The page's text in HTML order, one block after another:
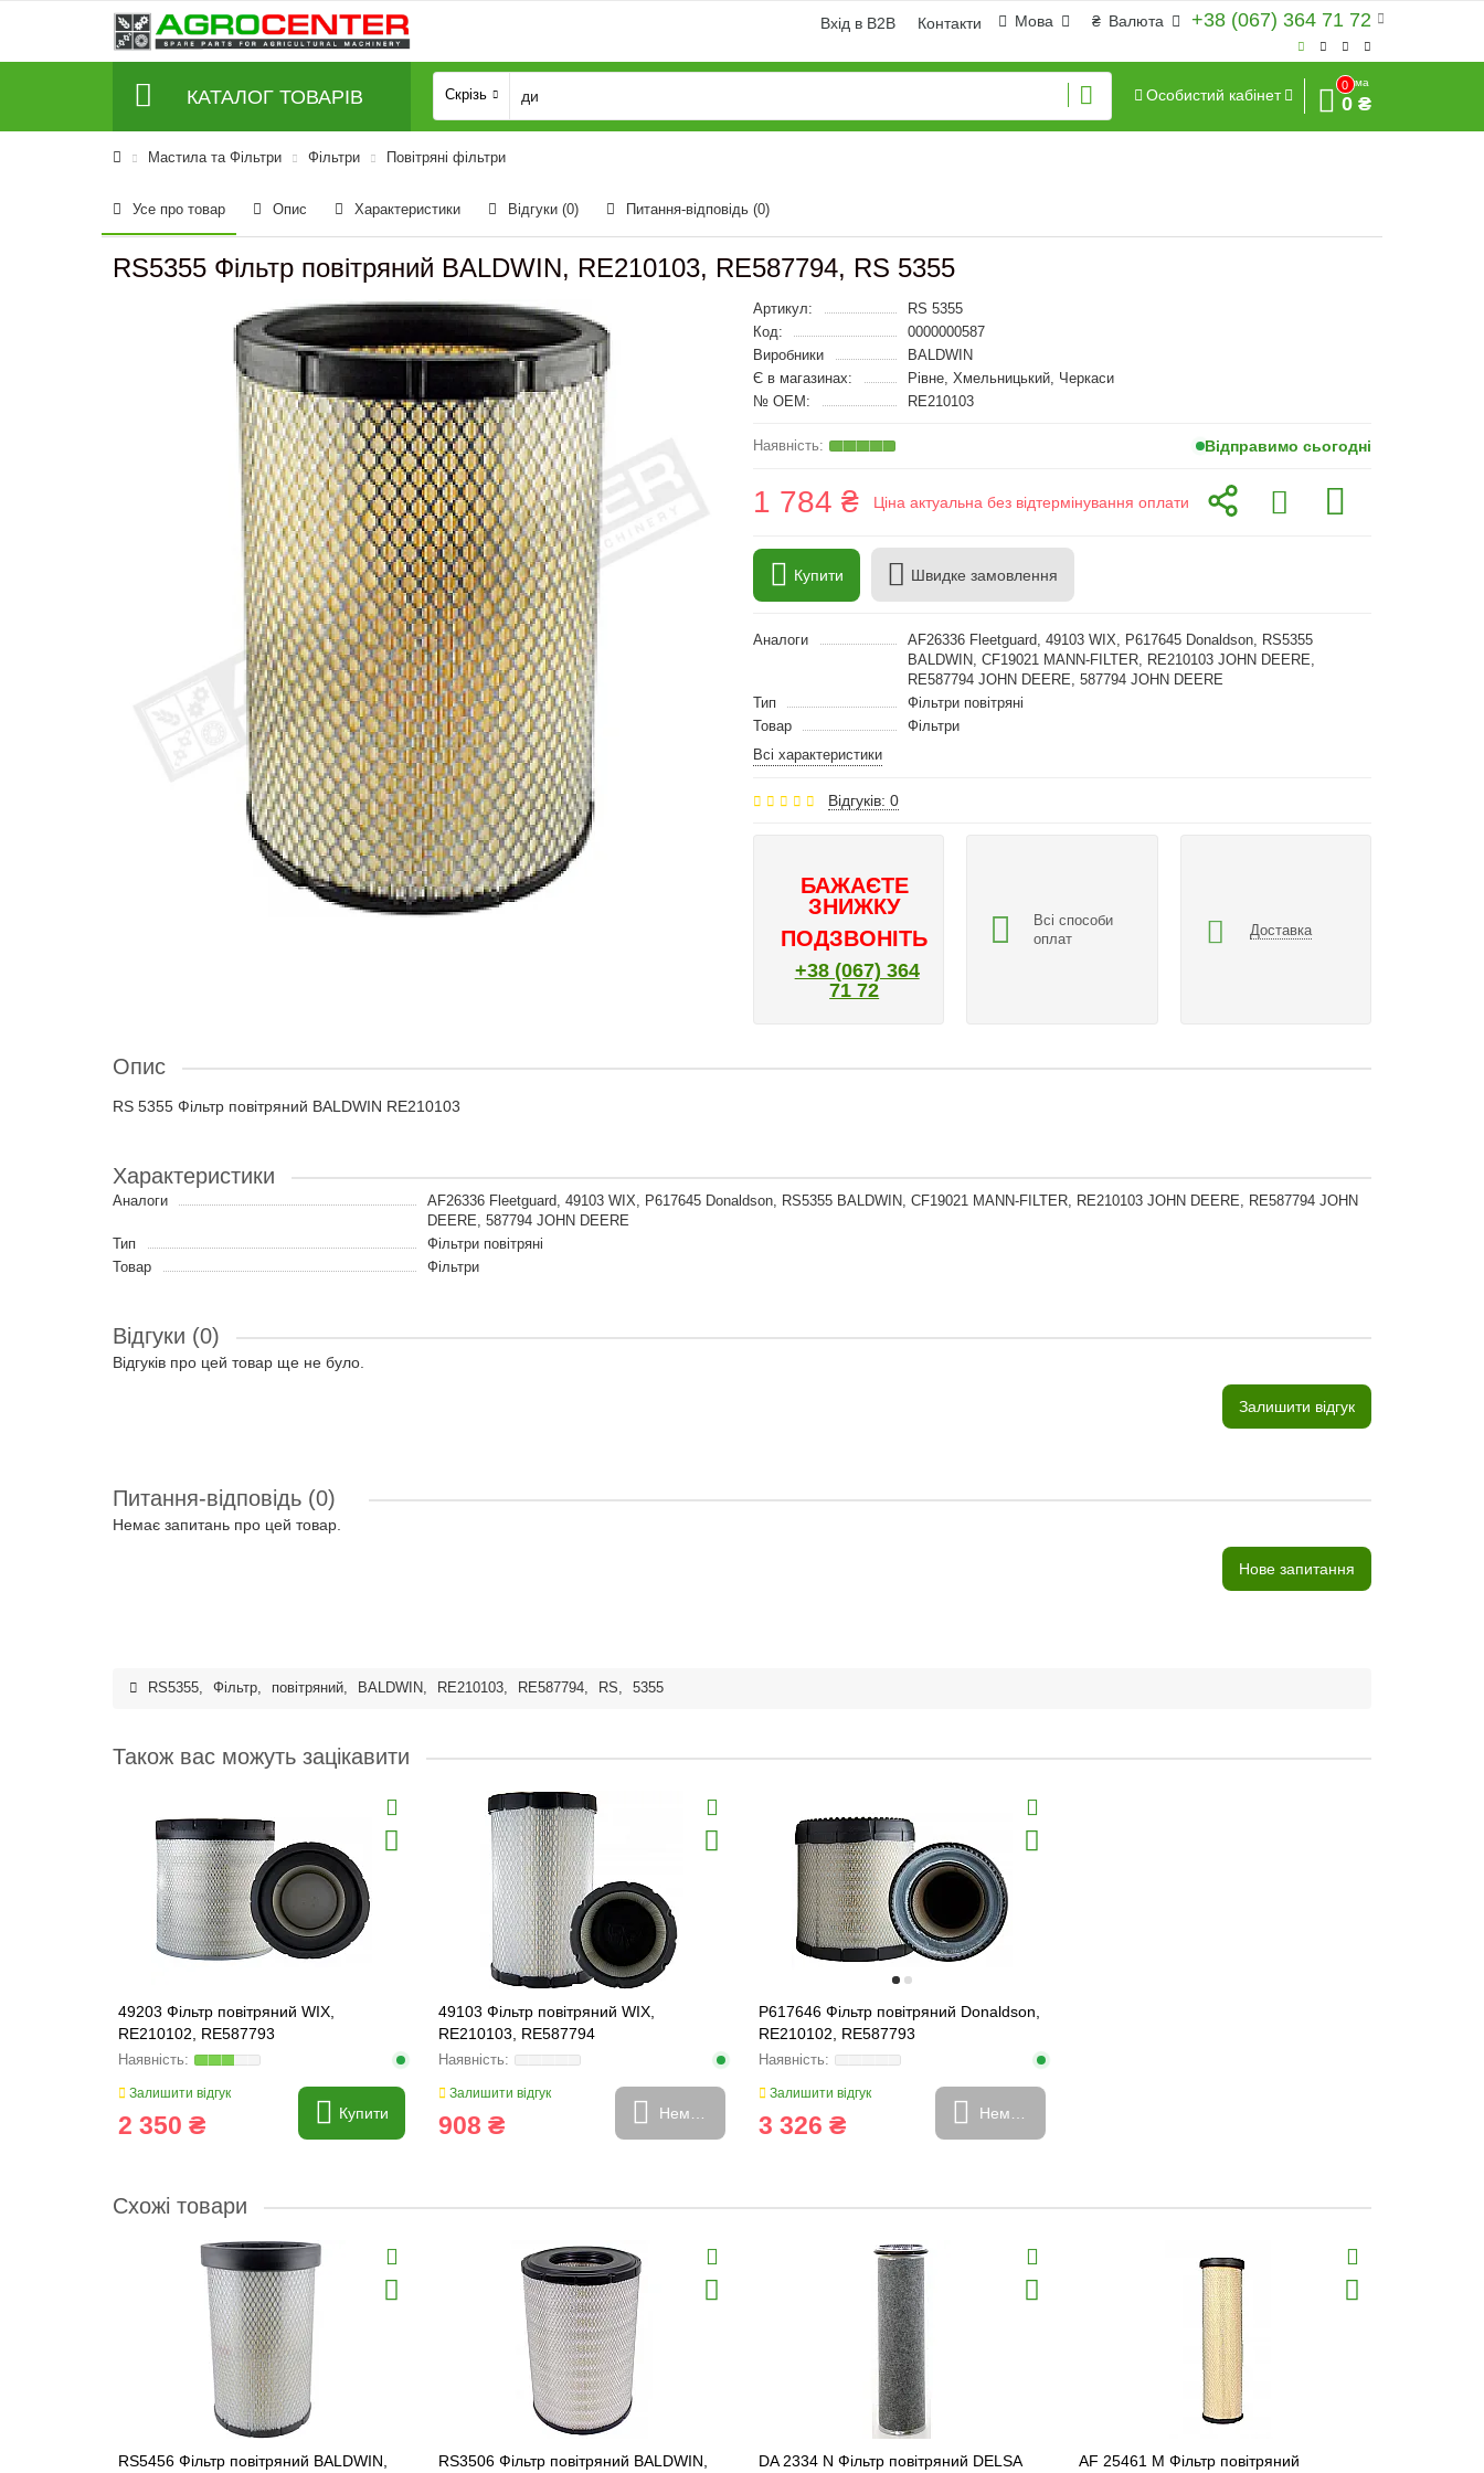
+38 (067) 364 71 72
₴ Валюта
Мова
Вхід в B2B Контакти
КАТАЛОГ ТОВАРІВ Скрізь Особистий кабінет
0
Сума
0 ₴
Мастила та Фільтри Фільтри Повітряні фільтри
Усе про товар Опис Характеристики Відгуки (0) Питання-відповідь (0)
RS5355 Фільтр повітряний BALDWIN, RE210103, RE587794, RS 5355
Артикул:
RS 5355
Код:
0000000587
Виробники
BALDWIN
Є в магазинах:
Рівне, Хмельницький, Черкаси
№ OEM:
RE210103
Відправимо сьогодні
1 784 ₴ Ціна актуальна без відтермінування оплати
Купити Швидке замовлення
Аналоги
AF26336 Fleetguard, 49103 WIX, P617645 Donaldson, RS5355
BALDWIN, CF19021 MANN-FILTER, RE210103 JOHN DEERE,
RE587794 JOHN DEERE, 587794 JOHN DEERE
Тип
Фільтри повітряні
Товар
Фільтри
Всі характеристики
Відгуків: 0
БАЖАЄТЕ
ЗНИЖКУ
ПОДЗВОНІТЬ
+38 (067) 364
71 72
Всі способи
оплат
Доставка
Опис
RS 5355 Фільтр повітряний BALDWIN RE210103
Характеристики
Аналоги
AF26336 Fleetguard, 49103 WIX, P617645 Donaldson, RS5355 BALDWIN, CF19021 MANN-FILTER, RE210103 JOHN DEERE, RE587794 JOHN
DEERE, 587794 JOHN DEERE
Тип
Фільтри повітряні
Товар
Фільтри
Відгуки (0)
Відгуків про цей товар ще не було.
Залишити відгук
Питання-відповідь (0)
Немає запитань про цей товар.
Нове запитання
RS5355, Фільтр, повітряний, BALDWIN, RE210103, RE587794, RS, 5355
Також вас можуть зацікавити
49203 Фільтр повітряний WIX,
RE210102, RE587793
Залишити відгук
2 350 ₴ Купити
49103 Фільтр повітряний WIX,
RE210103, RE587794
Залишити відгук
908 ₴ Немає в наявності
P617646 Фільтр повітряний Donaldson,
RE210102, RE587793
Залишити відгук
3 326 ₴ Немає в наявності
Схожі товари
RS5456 Фільтр повітряний BALDWIN,
RS3506 Фільтр повітряний BALDWIN,
DA 2334 N Фільтр повітряний DELSA
AF 25461 M Фільтр повітряний